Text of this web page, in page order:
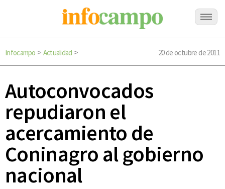
Infocampo > Actualidad > 20 de octubre de 2011
Autoconvocados
repudiaron el
acercamiento de
Coninagro al gobierno
nacional